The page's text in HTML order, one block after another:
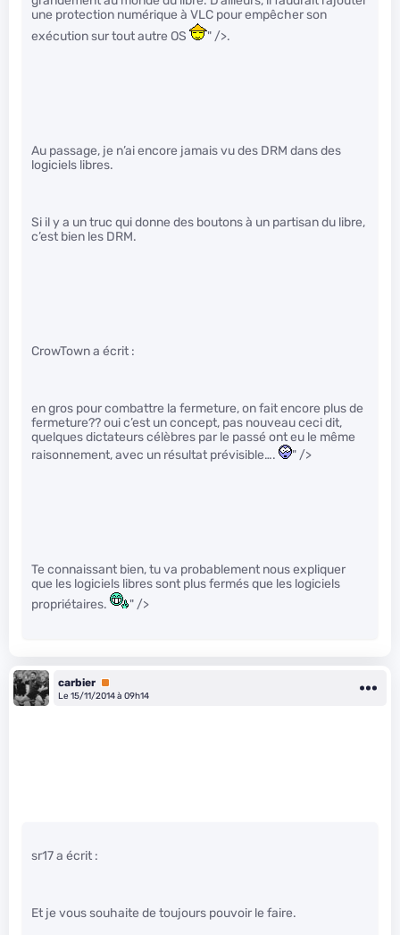
une protection numérique à VLC pour empêcher son
exécution sur tout autre OS
" />.
Au passage, je n’ai encore jamais vu des DRM dans des
logiciels libres.
Si il y a un truc qui donne des boutons à un partisan du libre,
c’est bien les DRM.
CrowTown a écrit :
en gros pour combattre la fermeture, on fait encore plus de
fermeture?? oui c’est un concept, pas nouveau ceci dit,
quelques dictateurs célèbres par le passé ont eu le même
raisonnement, avec un résultat prévisible….
" />
Te connaissant bien, tu va probablement nous expliquer
que les logiciels libres sont plus fermés que les logiciels
propriétaires.
" />
carbier Premium
Le 15/11/2014 à 09h14
sr17 a écrit :
Et je vous souhaite de toujours pouvoir le faire.